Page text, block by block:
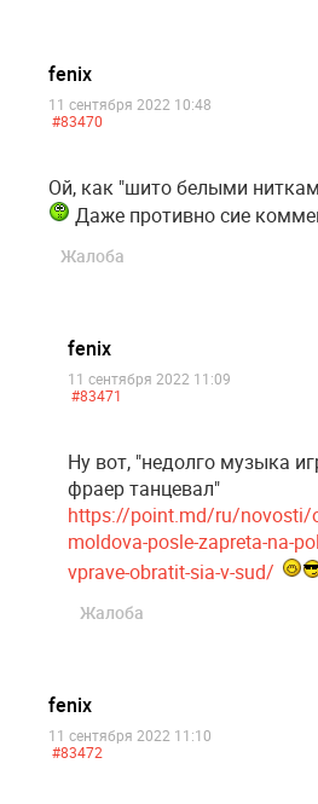
fenix
11 сентября 2022 10:48
#83470
Ой, как "шито белыми
Даже противно сие
Жалоба
fenix
11 сентября 2022 11:09
#83471
Ну вот, "недолго музыка
фраер танцевал"
https://point.md/ru/novosti/
moldova-posle-zapreta-na-
vprave-obratit-sia-v-sud/
Жалоба
fenix
11 сентября 2022 11:10
#83472